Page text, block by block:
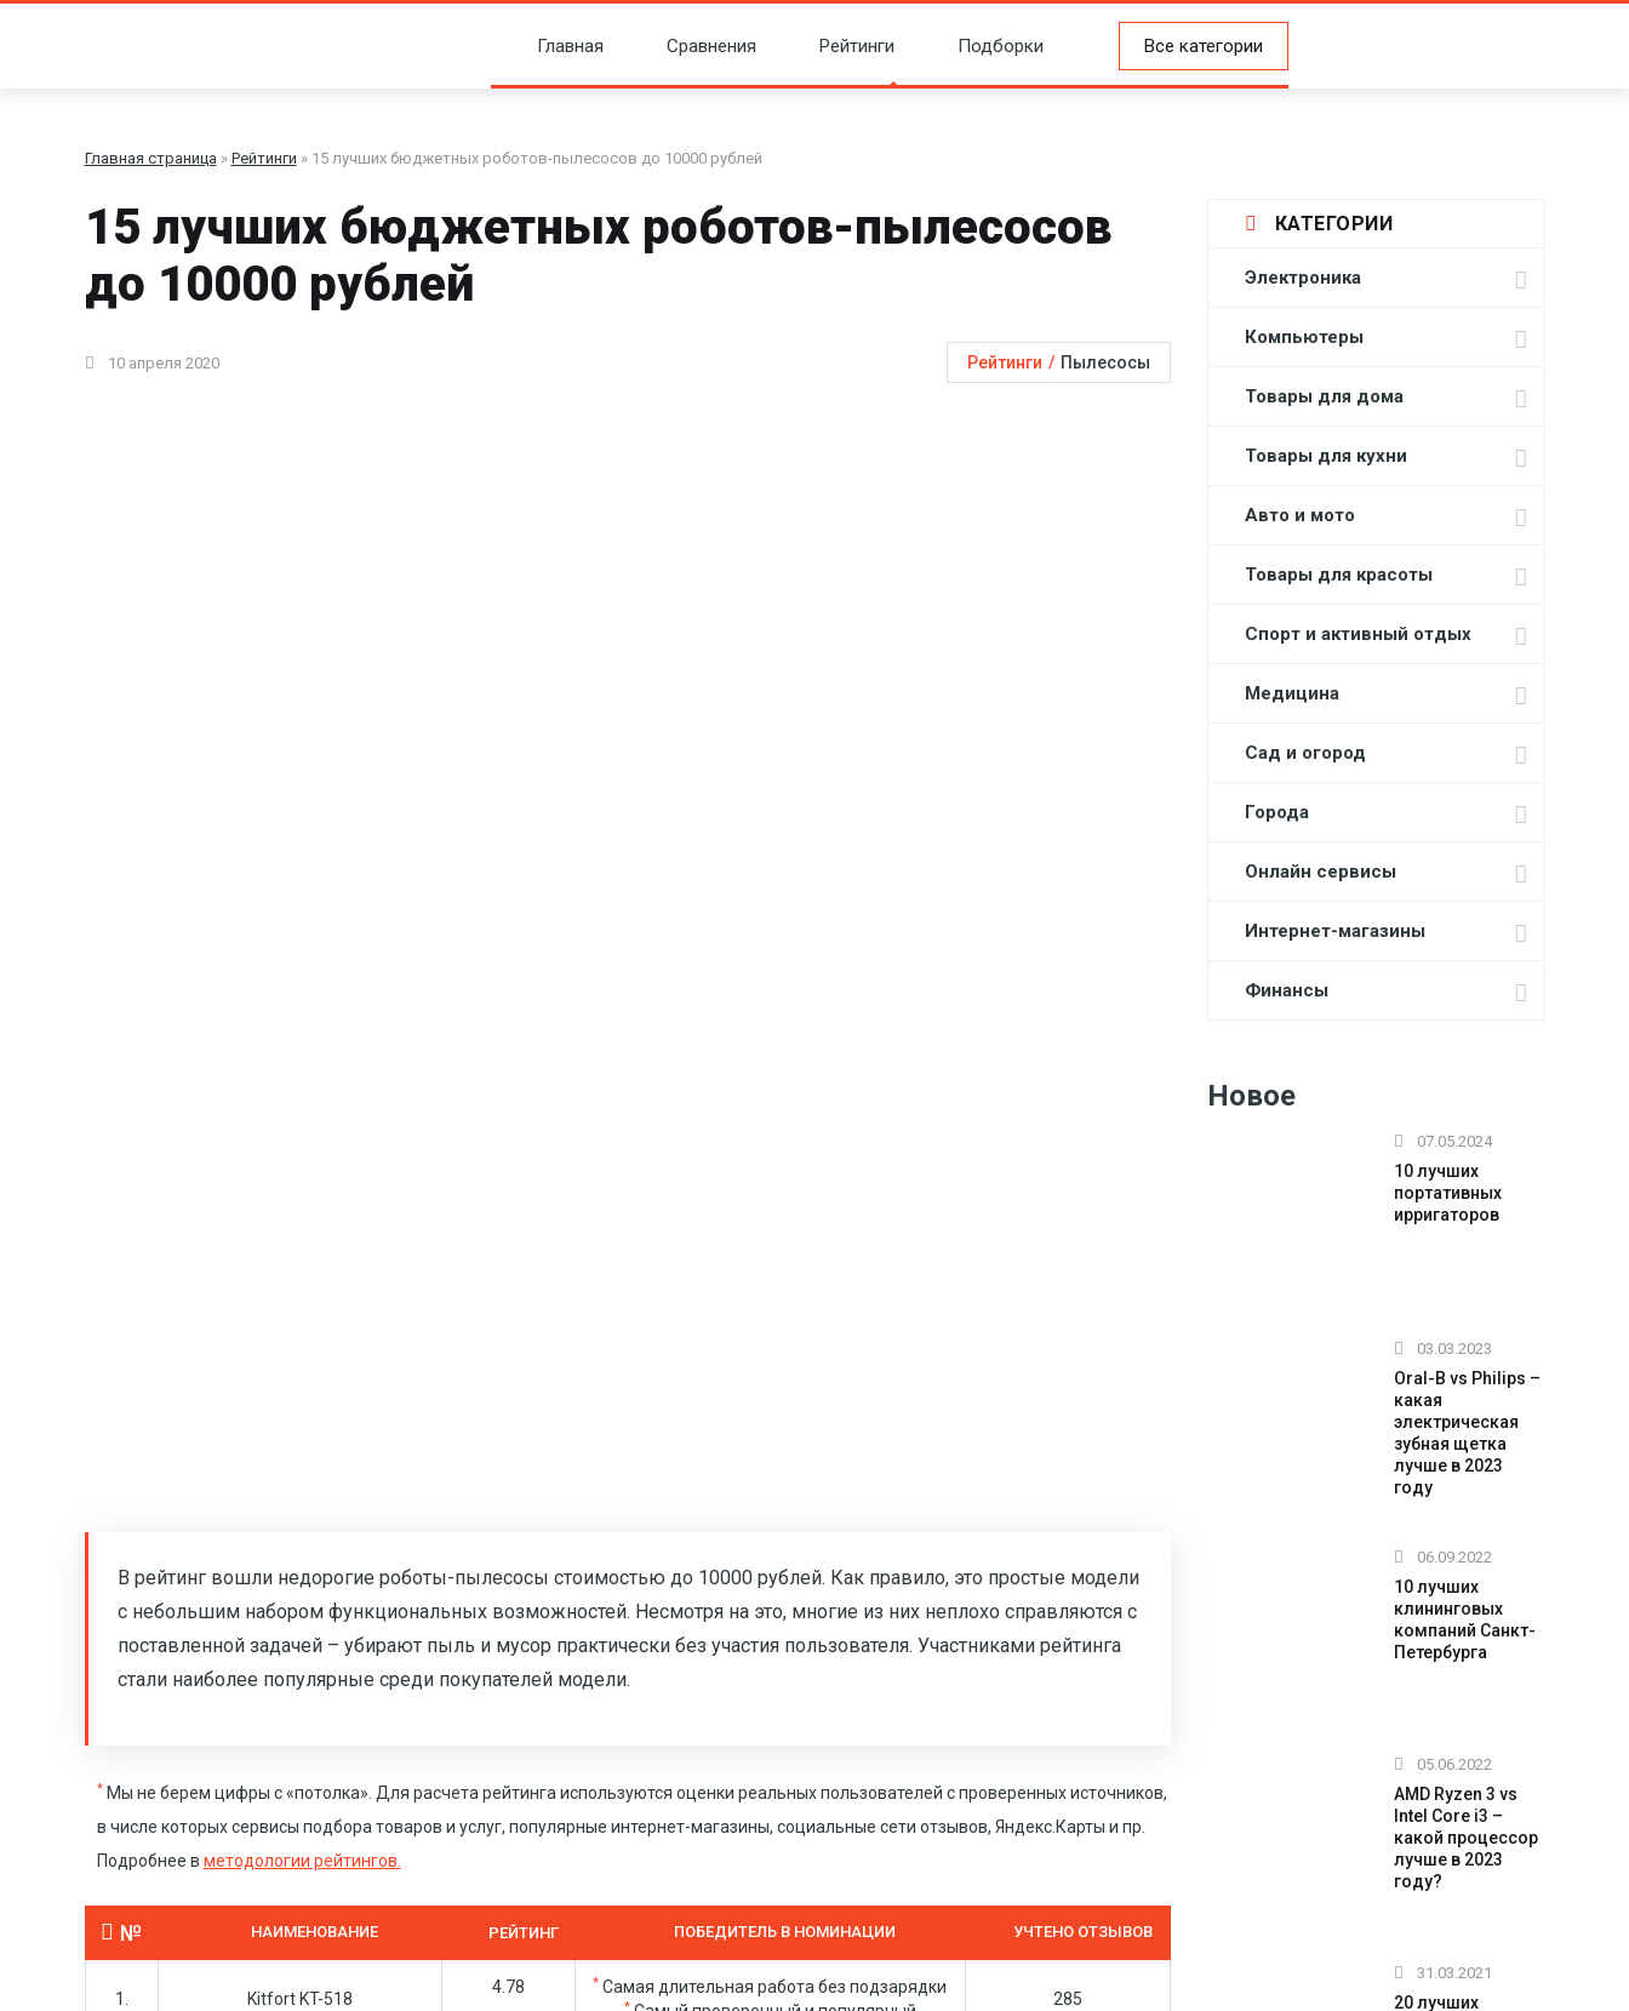
Главная Сравнения Рейтинги Подборки Все категории
Главная страница » Рейтинги » 15 лучших бюджетных роботов-пылесосов до 10000 рублей
15 лучших бюджетных роботов-пылесосов
до 10000 рублей
10 апреля 2020 Рейтинги / Пылесосы
В рейтинг вошли недорогие роботы-пылесосы стоимостью до 10000 рублей. Как правило, это простые модели
с небольшим набором функциональных возможностей. Несмотря на это, многие из них неплохо справляются с
поставленной задачей – убирают пыль и мусор практически без участия пользователя. Участниками рейтинга
стали наиболее популярные среди покупателей модели.
*Мы не берем цифры с «потолка». Для расчета рейтинга используются оценки реальных пользователей с проверенных источников,
в числе которых сервисы подбора товаров и услуг, популярные интернет-магазины, социальные сети отзывов, Яндекс.Карты и пр.
Подробнее в методологии рейтингов.
№ НАИМЕНОВАНИЕ РЕЙТИНГ ПОБЕДИТЕЛЬ В НОМИНАЦИИ УЧТЕНО ОТЗЫВОВ
1. Kitfort KT-518
4.78 * Самая длительная работа без подзарядки
* 285
КАТЕГОРИИ
Электроника
Компьютеры
Товары для дома
Товары для кухни
Авто и мото
Товары для красоты
Спорт и активный отдых
Медицина
Сад и огород
Города
Онлайн сервисы
Интернет-магазины
Финансы
Новое
07.05.2024
10 лучших
портативных
ирригаторов
03.03.2023
Oral-B vs Philips –
какая
электрическая
зубная щетка
лучше в 2023
году
06.09.2022
10 лучших
клининговых
компаний Санкт-
Петербурга
05.06.2022
AMD Ryzen 3 vs
Intel Core i3 –
какой процессор
лучше в 2023
году?
31.03.2021
20 лучших